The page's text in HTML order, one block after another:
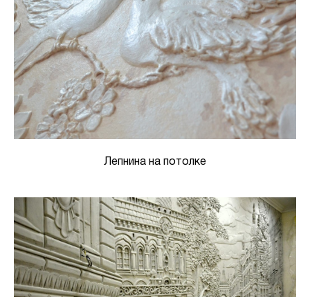
Лепнина на потолке